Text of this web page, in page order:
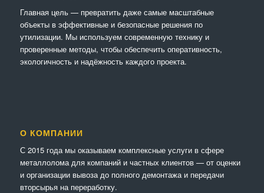
Главная цель — превратить даже самые масштабные
объекты в эффективные и безопасные решения по
утилизации. Мы используем современную технику и
проверенные методы, чтобы обеспечить оперативность,
экологичность и надёжность каждого проекта.
О КОМПАНИИ
С 2015 года мы оказываем комплексные услуги в сфере
металлолома для компаний и частных клиентов — от оценки
и организации вывоза до полного демонтажа и передачи
вторсырья на переработку.